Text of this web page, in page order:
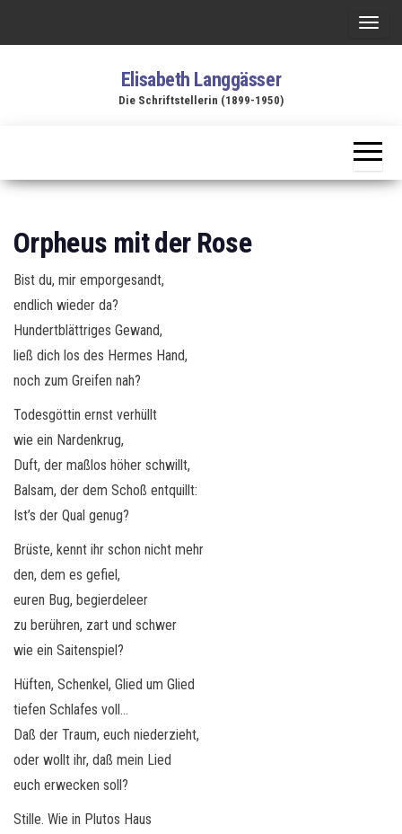
S
t
e
Elisabeth Langgässer
Die Schriftstellerin (1899-1950)
Orpheus mit der Rose
Bist du, mir emporgesandt,
endlich wieder da?
Hundertblättriges Gewand,
ließ dich los des Hermes Hand,
noch zum Greifen nah?
Todesgöttin ernst verhüllt
wie ein Nardenkrug,
Duft, der maßlos höher schwillt,
Balsam, der dem Schoß entquillt:
Ist’s der Qual genug?
Brüste, kennt ihr schon nicht mehr
den, dem es gefiel,
euren Bug, begierdeleer
zu berühren, zart und schwer
wie ein Saitenspiel?
Hüften, Schenkel, Glied um Glied
tiefen Schlafes voll…
Daß der Traum, euch niederzieht,
oder wollt ihr, daß mein Lied
euch erwecken soll?
Stille. Wie in Plutos Haus